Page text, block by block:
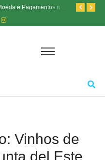
Moeda e Pagamentos no Uruguai: O Que Você Precisa Saber
Vinhos de
del Este